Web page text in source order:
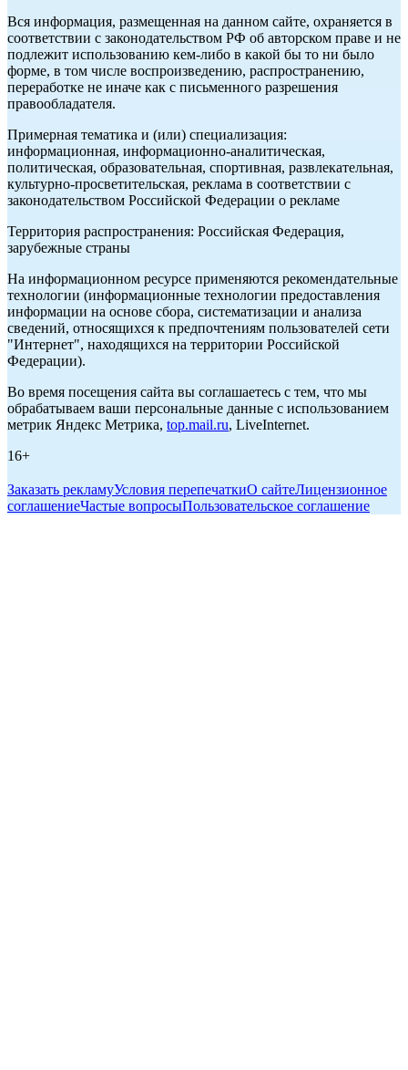
Вся информация, размещенная на данном сайте, охраняется в
соответствии с законодательством РФ об авторском праве и не
подлежит использованию кем-либо в какой бы то ни было
форме, в том числе воспроизведению, распространению,
переработке не иначе как с письменного разрешения
правообладателя.
Примерная тематика и (или) специализация:
информационная, информационно-аналитическая,
политическая, образовательная, спортивная, развлекательная,
культурно-просветительская, реклама в соответствии с
законодательством Российской Федерации о рекламе
Территория распространения: Российская Федерация,
зарубежные страны
На информационном ресурсе применяются рекомендательные
технологии (информационные технологии предоставления
информации на основе сбора, систематизации и анализа
сведений, относящихся к предпочтениям пользователей сети
"Интернет", находящихся на территории Российской
Федерации).
Во время посещения сайта вы соглашаетесь с тем, что мы
обрабатываем ваши персональные данные с использованием
метрик Яндекс Метрика, top.mail.ru, LiveInternet.
16+
Заказать рекламуУсловия перепечаткиО сайтеЛицензионное
соглашениеЧастые вопросыПользовательское соглашение